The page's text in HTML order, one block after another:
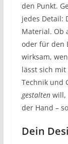
den Punkt.
jedes Detail:
Material. Ob
oder für den
wirksam,
lässt sich
Technik und
gestaltenwill,
der Hand –
Dein